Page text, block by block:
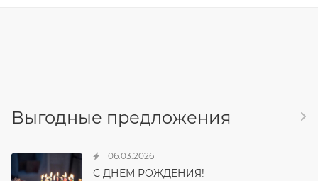
Выгодные предложения
06.03.2026
С ДНЁМ РОЖДЕНИЯ!